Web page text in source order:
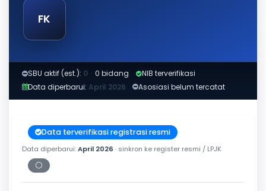
FK
SBU aktif (est.): 0 · 0 bidang
NIB terverifikasi
Data diperbarui: April 2026 Asosiasi belum tercatat
Data terverifikasi registrasi resmi
Data diperbarui:April 2026 · sinkron ke register resmi / LPJK
⚪
Periksa tanggal cetak